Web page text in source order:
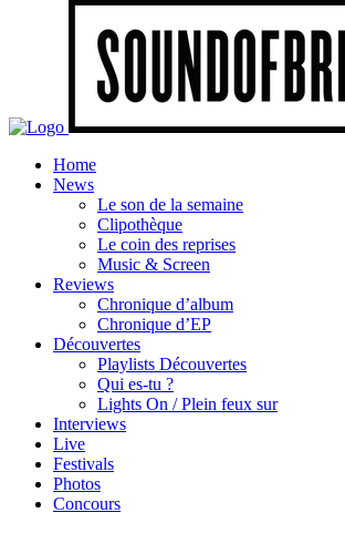
Home
News
Le son de la semaine
Clipothèque
Le coin des reprises
Music & Screen
Reviews
Chronique d’album
Chronique d’EP
Découvertes
Playlists Découvertes
Qui es-tu ?
Lights On / Plein feux sur
Interviews
Live
Festivals
Photos
Concours